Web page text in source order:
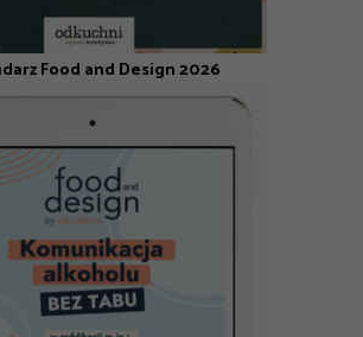
Food and Design 2026